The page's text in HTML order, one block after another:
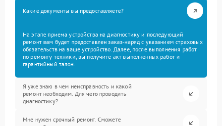
Какие документы вы предоставляете?
На этапе приема устройства на диагностику и последующий
ремонт вам будет предоставлен заказ-наряд с указанием страховых
обязательств на ваше устройство. Далее, после выполнения работ
по ремонту техники, вы получите акт выполненных работ и
гарантийный талон.
Я уже знаю в чем неисправность и какой
ремонт необходим. Для чего проводить
диагностику?
Мне нужен срочный ремонт. Сможете